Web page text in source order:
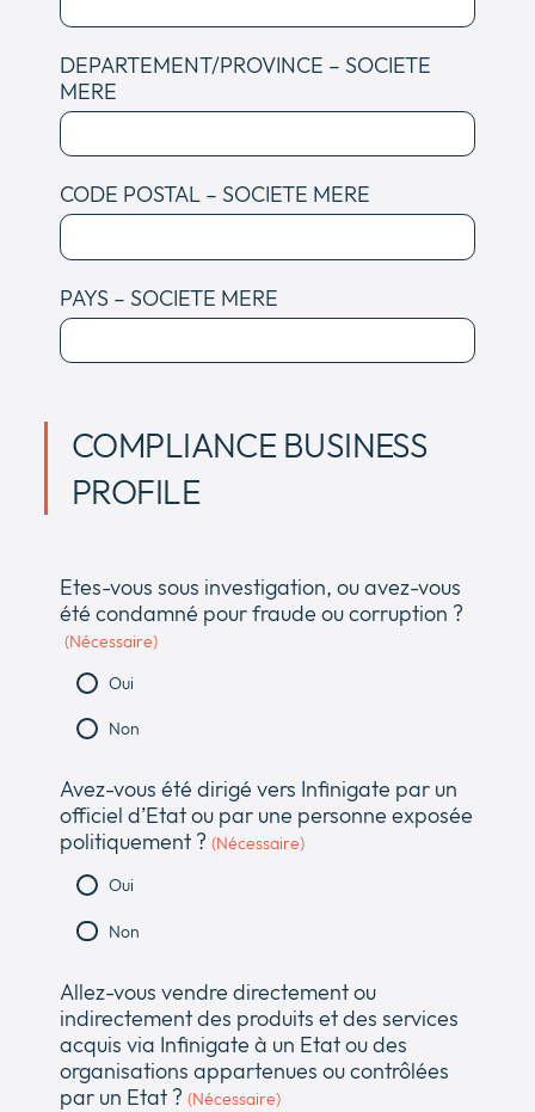
DEPARTEMENT/PROVINCE – SOCIETE
MERE
CODE POSTAL – SOCIETE MERE
PAYS – SOCIETE MERE
COMPLIANCE BUSINESS
PROFILE
Etes-vous sous investigation, ou avez-vous
été condamné pour fraude ou corruption ?
(Nécessaire)
Oui
Non
Avez-vous été dirigé vers Infinigate par un
officiel d’Etat ou par une personne exposée
politiquement ? (Nécessaire)
Oui
Non
Allez-vous vendre directement ou
indirectement des produits et des services
acquis via Infinigate à un Etat ou des
organisations appartenues ou contrôlées
par un Etat ? (Nécessaire)